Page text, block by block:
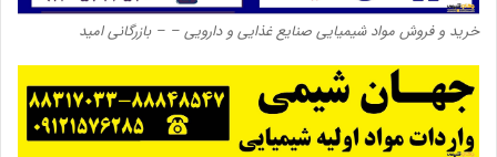
خرید و فروش مواد شیمیایی صنایع غذایی و دارویی – – بازرگانی امید